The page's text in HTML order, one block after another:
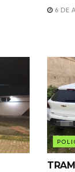
6 DE